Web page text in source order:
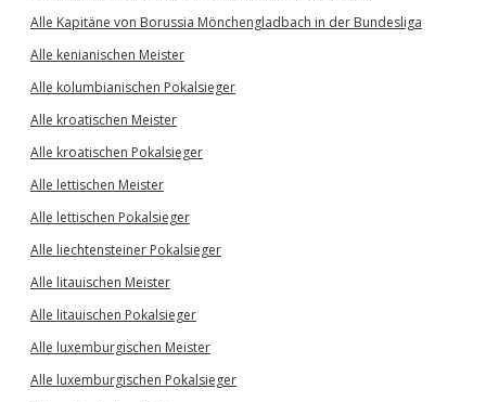
Alle Kapitäne von Borussia Mönchengladbach in der Bundesliga
Alle kenianischen Meister
Alle kolumbianischen Pokalsieger
Alle kroatischen Meister
Alle kroatischen Pokalsieger
Alle lettischen Meister
Alle lettischen Pokalsieger
Alle liechtensteiner Pokalsieger
Alle litauischen Meister
Alle litauischen Pokalsieger
Alle luxemburgischen Meister
Alle luxemburgischen Pokalsieger